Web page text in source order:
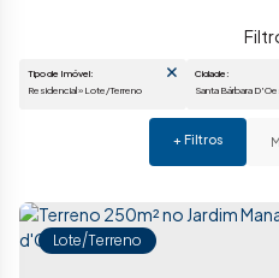
Residencial » Lote/Terreno Santa
Lote/Terreno